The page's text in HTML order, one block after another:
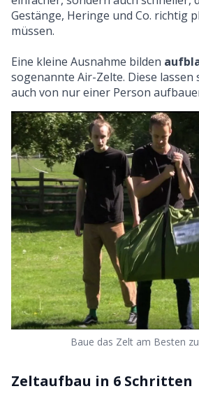
Gestänge, Heringe und Co. richtig
müssen.
Eine kleine Ausnahme bilden
sogenannte Air-Zelte. Diese lassen
auch von nur einer Person
Baue das Zelt am Besten
Zeltaufbau in 6 Schritten